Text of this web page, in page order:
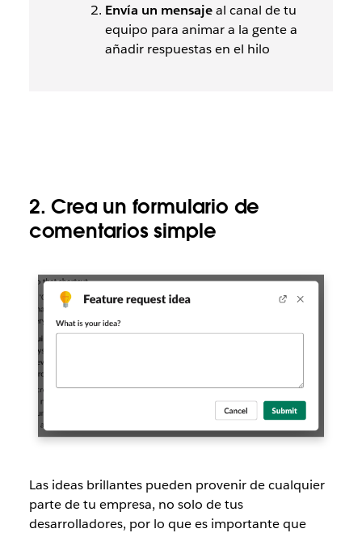
Envía un mensajeal canal de tu
equipo para animar a la gente a
añadir respuestas en el hilo
2. Crea un formulario de
comentarios simple
Las ideas brillantes pueden provenir de cualquier
parte de tu empresa, no solo de tus
desarrolladores, por lo que es importante que